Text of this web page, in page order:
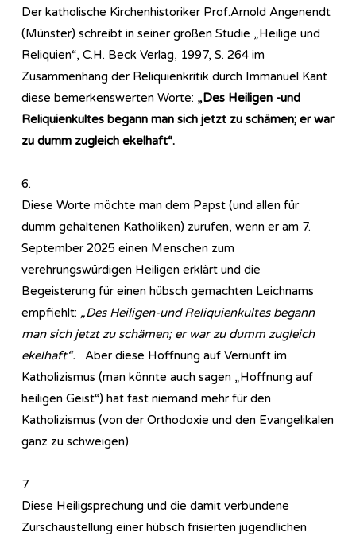
Der katholische Kirchenhistoriker Prof.Arnold Angenendt
(Münster) schreibt in seiner großen Studie „Heilige und
Reliquien“, C.H. Beck Verlag, 1997, S. 264 im
Zusammenhang der Reliquienkritik durch Immanuel Kant
diese bemerkenswerten Worte: „Des Heiligen -und
Reliquienkultes begann man sich jetzt zu schämen; er war
zu dumm zugleich ekelhaft“.
6.
Diese Worte möchte man dem Papst (und allen für
dumm gehaltenen Katholiken) zurufen, wenn er am 7.
September 2025 einen Menschen zum
verehrungswürdigen Heiligen erklärt und die
Begeisterung für einen hübsch gemachten Leichnams
empfiehlt: „Des Heiligen-und Reliquienkultes begann
man sich jetzt zu schämen; er war zu dumm zugleich
ekelhaft“. Aber diese Hoffnung auf Vernunft im
Katholizismus (man könnte auch sagen „Hoffnung auf
heiligen Geist“) hat fast niemand mehr für den
Katholizismus (von der Orthodoxie und den Evangelikalen
ganz zu schweigen).
7.
Diese Heiligsprechung und die damit verbundene
Zurschaustellung einer hübsch frisierten jugendlichen